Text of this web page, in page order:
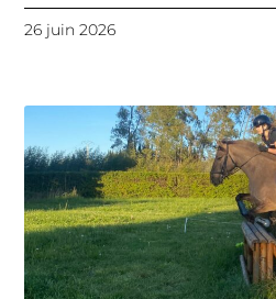
26 juin 2026